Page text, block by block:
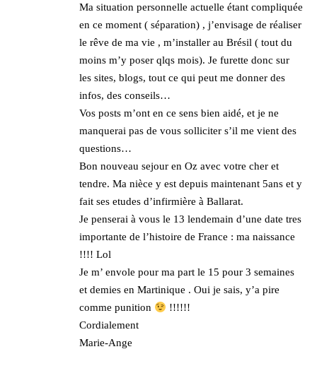
Ma situation personnelle actuelle étant compliquée
en ce moment ( séparation) , j’envisage de réaliser
le rêve de ma vie , m’installer au Brésil ( tout du
moins m’y poser qlqs mois). Je furette donc sur
les sites, blogs, tout ce qui peut me donner des
infos, des conseils…
Vos posts m’ont en ce sens bien aidé, et je ne
manquerai pas de vous solliciter s’il me vient des
questions…
Bon nouveau sejour en Oz avec votre cher et
tendre. Ma nièce y est depuis maintenant 5ans et y
fait ses etudes d’infirmière à Ballarat.
Je penserai à vous le 13 lendemain d’une date tres
importante de l’histoire de France : ma naissance
!!!! Lol
Je m’ envole pour ma part le 15 pour 3 semaines
et demies en Martinique . Oui je sais, y’a pire
comme punition
!!!!!!
Cordialement
Marie-Ange